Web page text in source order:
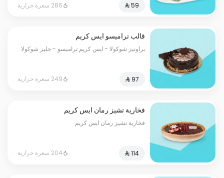
286 سعرة حرارية
قالب تراميسو ايس كريم
براونيز شوكولا - ايس كريم تراميسو - جليز شوكولا
249 سعرة حرارية
فخارية تشيز رمان ايس كريم
فخارية تشيز رمان ايس كريم
⁨⁦‪‬ 114⁩ 204 سعرة حرارية